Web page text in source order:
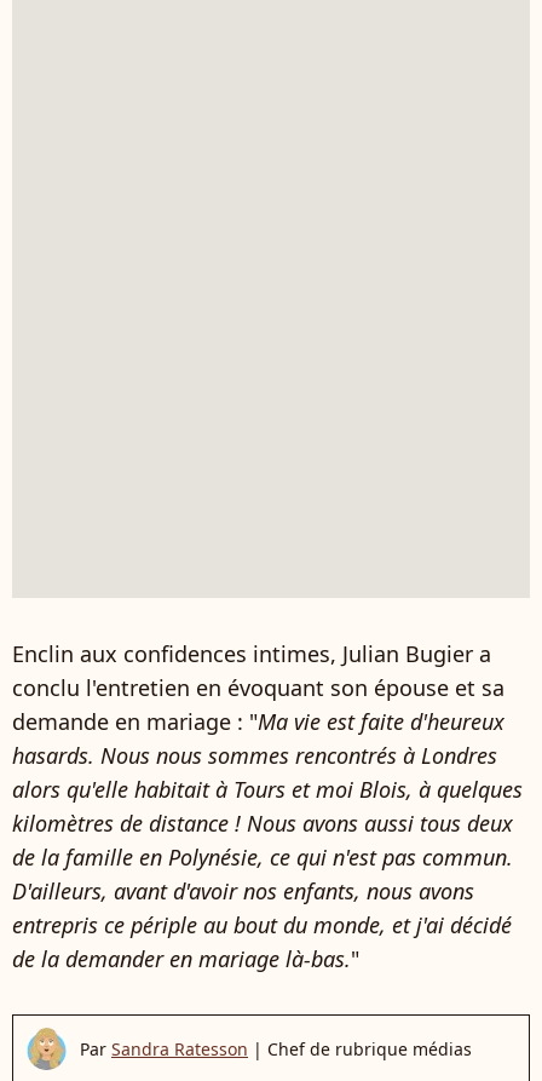
Enclin aux confidences intimes, Julian Bugier a
conclu l'entretien en évoquant son épouse et sa
demande en mariage : "Ma vie est faite d'heureux
hasards. Nous nous sommes rencontrés à Londres
alors qu'elle habitait à Tours et moi Blois, à quelques
kilomètres de distance ! Nous avons aussi tous deux
de la famille en Polynésie, ce qui n'est pas commun.
D'ailleurs, avant d'avoir nos enfants, nous avons
entrepris ce périple au bout du monde, et j'ai décidé
de la demander en mariage là-bas."
Par Sandra Ratesson | Chef de rubrique médias